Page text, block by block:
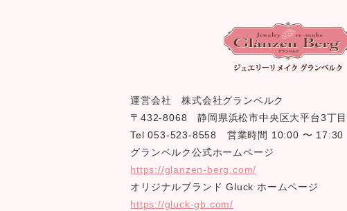
運営会社 株式会社グランベルク
〒432-8068 静岡県浜松市中央区大平台3丁
Tel 053-523-8558 営業時間 10:00 〜 17:30
グランベルク公式ホームページ
https://glanzen-berg.com/
オリジナルブランド Gluck ホームページ
https://gluck-gb.com/